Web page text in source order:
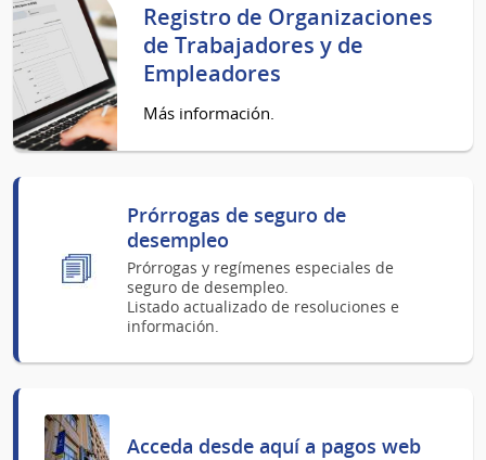
Registro de Organizaciones
de Trabajadores y de
Empleadores
Más información.
Prórrogas de seguro de
desempleo
Prórrogas y regímenes especiales de
seguro de desempleo.
Listado actualizado de resoluciones e
información.
Acceda desde aquí a pagos web